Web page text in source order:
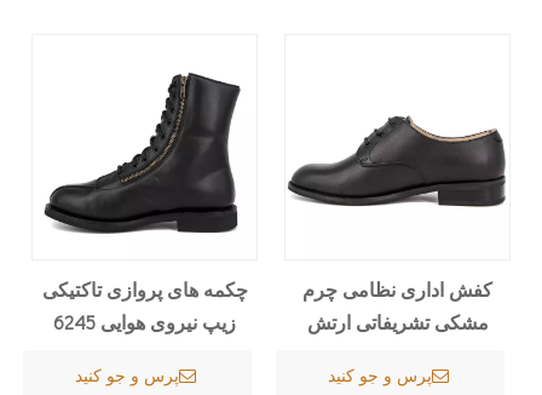
کفش اداری نظامی چرم
مشکی تشریفاتی ارتش
پرس و جو کنید
چکمه های پروازی تاکتیکی
زیپ نیروی هوایی 6245
پرس و جو کنید